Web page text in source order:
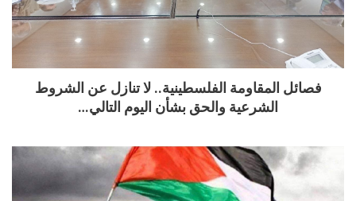
فصائل المقاومة الفلسطينية.. لا تنازل عن الشروط
الشرعية والحق بشأن اليوم التالي…